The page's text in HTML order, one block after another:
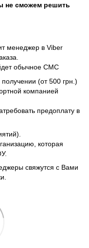
не сможем решить
менеджер в Viber
обычное СМС
(от 500 грн.)
компанией
предоплату в
которая
свяжутся с Вами